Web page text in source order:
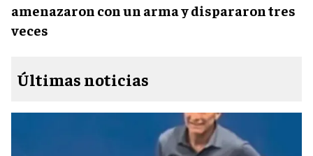
amenazaron con un arma y dispararon tres
veces
Últimas noticias